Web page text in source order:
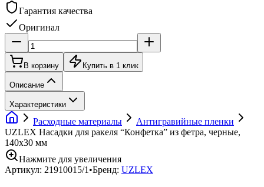
Гарантия качества
Оригинал
В корзину Купить в 1 клик
Описание
Характеристики
Расходные материалы
Антигравийные пленки
UZLEX Насадки для ракеля “Конфетка” из фетра, черные,
140х30 мм
Нажмите для увеличения
Артикул: 21910015/1•Бренд: UZLEX